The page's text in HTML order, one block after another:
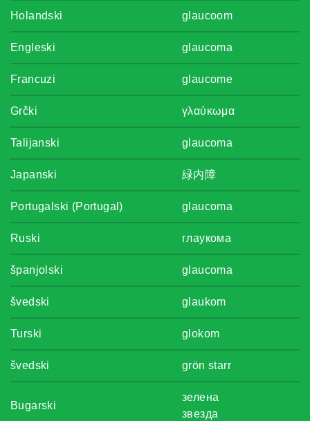
Holandski glaucoom
Engleski glaucoma
Francuzi glaucome
Grčki γλαύκωμα
Talijanski glaucoma
Japanski 緑内障
Portugalski (Portugal) glaucoma
Ruski глаукома
španjolski glaucoma
švedski glaukom
Turski glokom
švedski grön starr
Bugarski
зелена
звезда